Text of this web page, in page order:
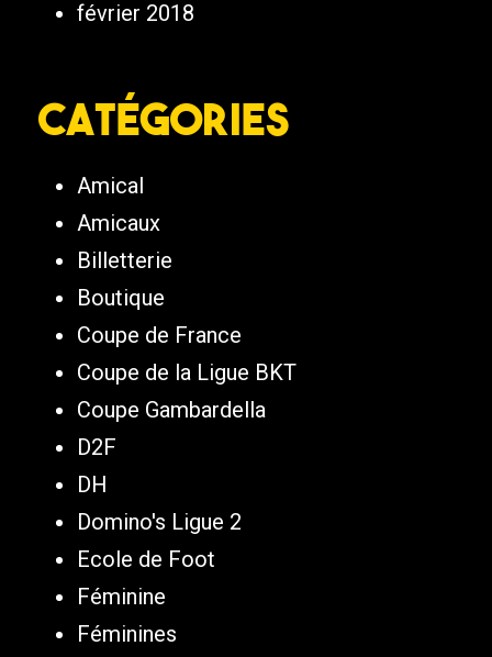
février 2018
Catégories
Amical
Amicaux
Billetterie
Boutique
Coupe de France
Coupe de la Ligue BKT
Coupe Gambardella
D2F
DH
Domino's Ligue 2
Ecole de Foot
Féminine
Féminines